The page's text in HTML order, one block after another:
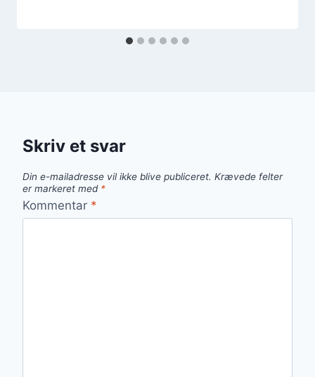
Skriv et svar
Din e-mailadresse vil ikke blive publiceret. Krævede felter
er markeret med *
Kommentar *